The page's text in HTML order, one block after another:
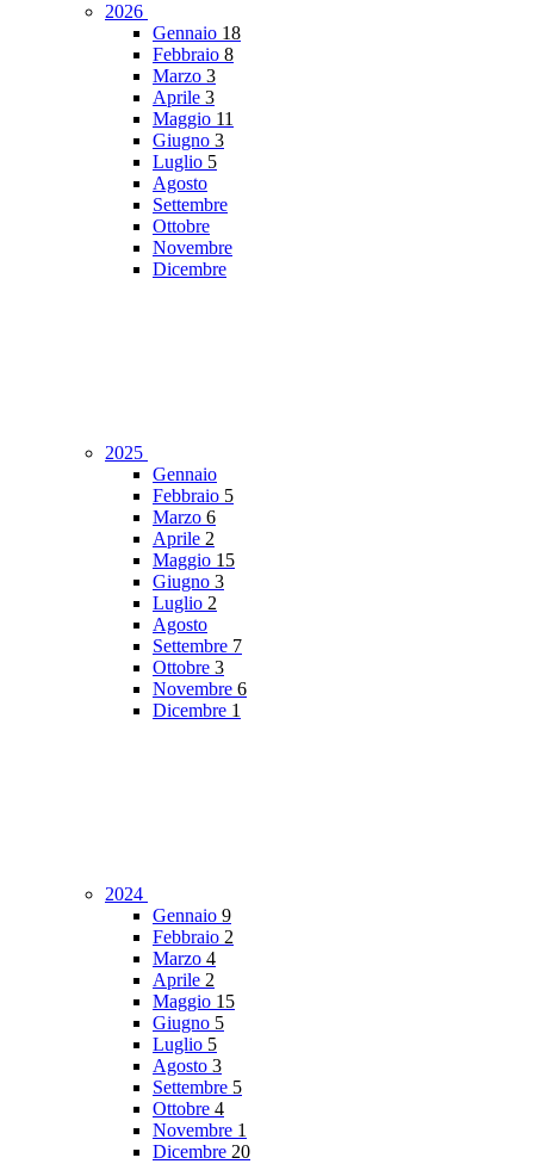
2026
Gennaio 18
Febbraio 8
Marzo 3
Aprile 3
Maggio 11
Giugno 3
Luglio 5
Agosto
Settembre
Ottobre
Novembre
Dicembre
2025
Gennaio
Febbraio 5
Marzo 6
Aprile 2
Maggio 15
Giugno 3
Luglio 2
Agosto
Settembre 7
Ottobre 3
Novembre 6
Dicembre 1
2024
Gennaio 9
Febbraio 2
Marzo 4
Aprile 2
Maggio 15
Giugno 5
Luglio 5
Agosto 3
Settembre 5
Ottobre 4
Novembre 1
Dicembre 20